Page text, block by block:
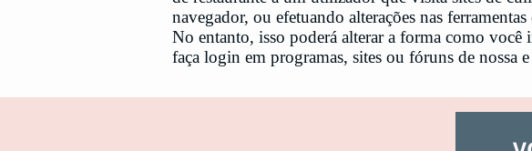
navegador, ou efetuando alterações nas
No entanto, isso poderá alterar a forma como você
faça login em programas, sites ou fóruns de nossa e